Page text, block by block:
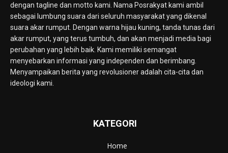
dengan tagline dan motto kami. Nama Posrakyat kami ambil
sebagai lumbung suara dari seluruh masyarakat yang dikenal
suara akar rumput. Dengan warna hijau kuning, tanda tunas dari
akar rumput, yang terus tumbuh, dan akan menjadi media bagi
perubahan yang lebih baik. Kami memiliki semangat
menyebarkan informasi yang independen dan berimbang.
Menyampaikan berita yang revolusioner adalah cita-cita dan
ideologi kami.
KATEGORI
Home